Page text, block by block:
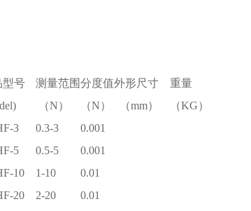
型号
测量范围
（N）
分度值
（N）
外形尺寸
（mm）
重量
（KG）
3 0.3-3 0.001
5 0.5-5
0.001
10 1-10
0.01
20 2-20
0.01